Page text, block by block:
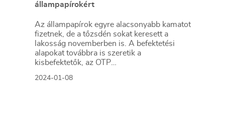
állampapírokért
Az állampapírok egyre alacsonyabb kamatot
fizetnek, de a tőzsdén sokat keresett a
lakosság novemberben is. A befektetési
alapokat továbbra is szeretik a
kisbefektetők, az OTP
A lakosság novemberben még bezsákolt a
2024-01-08